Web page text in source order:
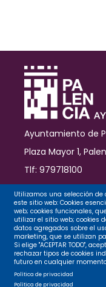
600
euros
en
premios
y
una
Ayuntamiento de
Plaza Mayor 1,
Tlf: 979718100
Contacto
Legal
Privacidad
Utilizamos una selección
este sitio web: Cookies
web; cookies funcionales,
utilizar el sitio web; cookies
datos agregados sobre el
marketing, que se utilizan
Si elige "ACEPTAR TODO",
rechazar tipos de cookies
futuro en cualquier
Política de privacidad
Política de privacidad